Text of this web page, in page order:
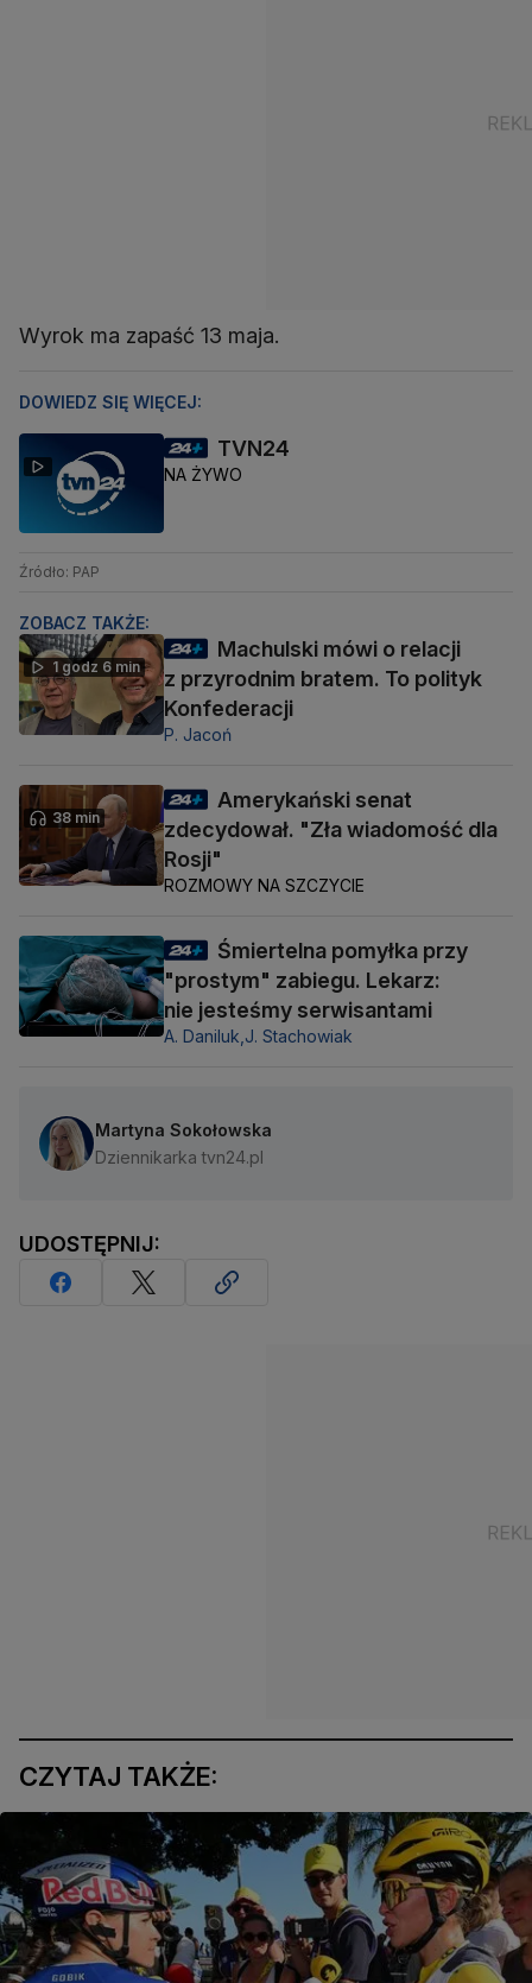
Wyrok ma zapaść 13 maja.
DOWIEDZ SIĘ WIĘCEJ:
TVN24
NA ŻYWO
Źródło: PAP
ZOBACZ TAKŻE:
1 godz 6 min
Machulski mówi o relacji
z przyrodnim bratem. To polityk
Konfederacji
P. Jacoń
38 min
Amerykański senat
zdecydował. "Zła wiadomość dla
Rosji"
ROZMOWY NA SZCZYCIE
Śmiertelna pomyłka przy
"prostym" zabiegu. Lekarz:
nie jesteśmy serwisantami
A. Daniluk, J. Stachowiak
Martyna Sokołowska
Dziennikarka tvn24.pl
UDOSTĘPNIJ:
CZYTAJ TAKŻE: